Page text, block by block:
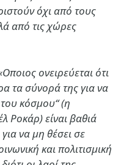
όχι από τους
από τις χώρες
ονειρεύεται ότι
τα σύνορά της για να
κόσμου“ (η
Ροκάρ) είναι βαθιά
να μη θέσει σε
και πολιτισμική